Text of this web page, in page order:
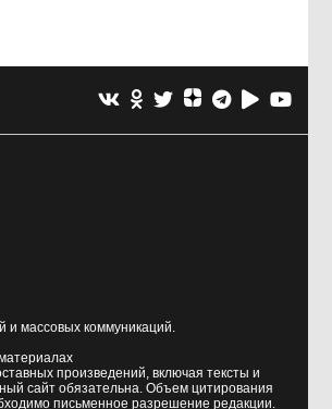
и массовых коммуникаций.
произведений, включая тексты и
сайт обязательна. Объем цитирования
письменное разрешение редакции.